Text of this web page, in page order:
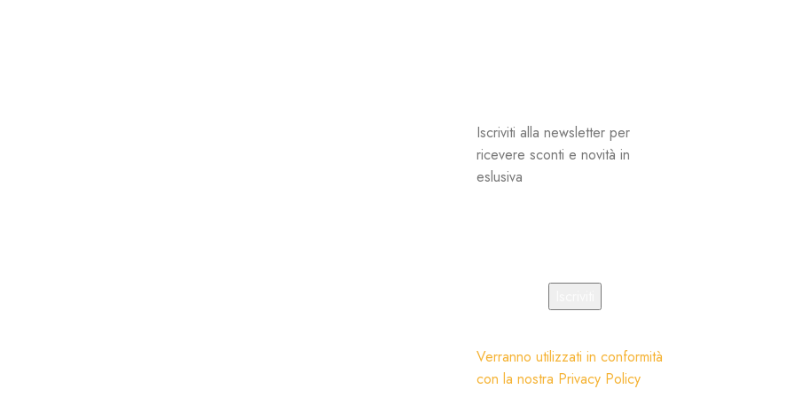
Iscriviti alla newsletter per
ricevere sconti e novità in
eslusiva
Verranno utilizzati in conformità
con la nostra Privacy Policy